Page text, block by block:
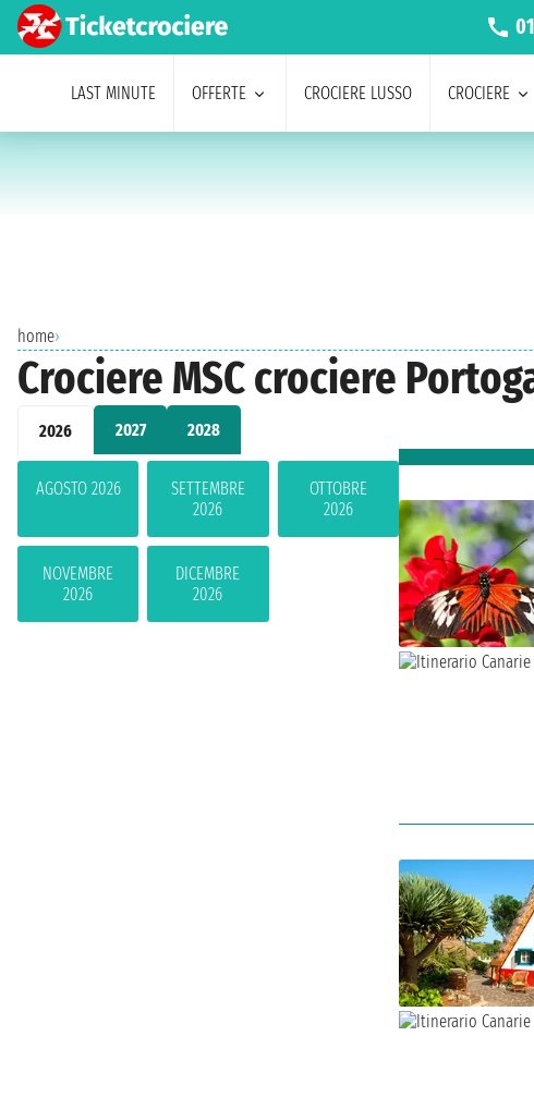
LAST MINUTE OFFERTE CROCIERE LUSSO CROCIERE
home›
Crociere MSC crociere
2026 2027 2028
AGOSTO 2026
SETTEMBRE
2026
OTTOBRE
2026
NOVEMBRE
2026
DICEMBRE
2026